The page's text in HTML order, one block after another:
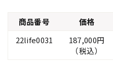
商品番号 価格
22life0031
187,000円
（税込）